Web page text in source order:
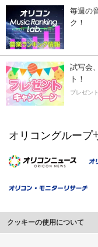
毎週の
ク！
試写会
ト！
プレゼン
オリコングループ
クッキーの使用について
このサイトでは Cookie を